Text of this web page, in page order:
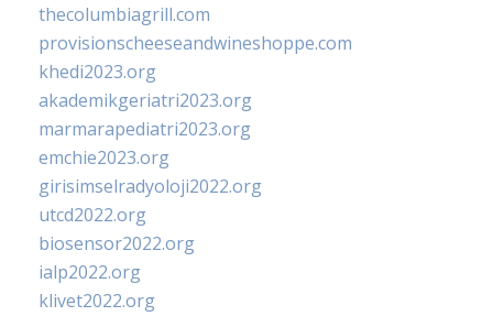
thecolumbiagrill.com
provisionscheeseandwineshoppe.com
khedi2023.org
akademikgeriatri2023.org
marmarapediatri2023.org
emchie2023.org
girisimselradyoloji2022.org
utcd2022.org
biosensor2022.org
ialp2022.org
klivet2022.org